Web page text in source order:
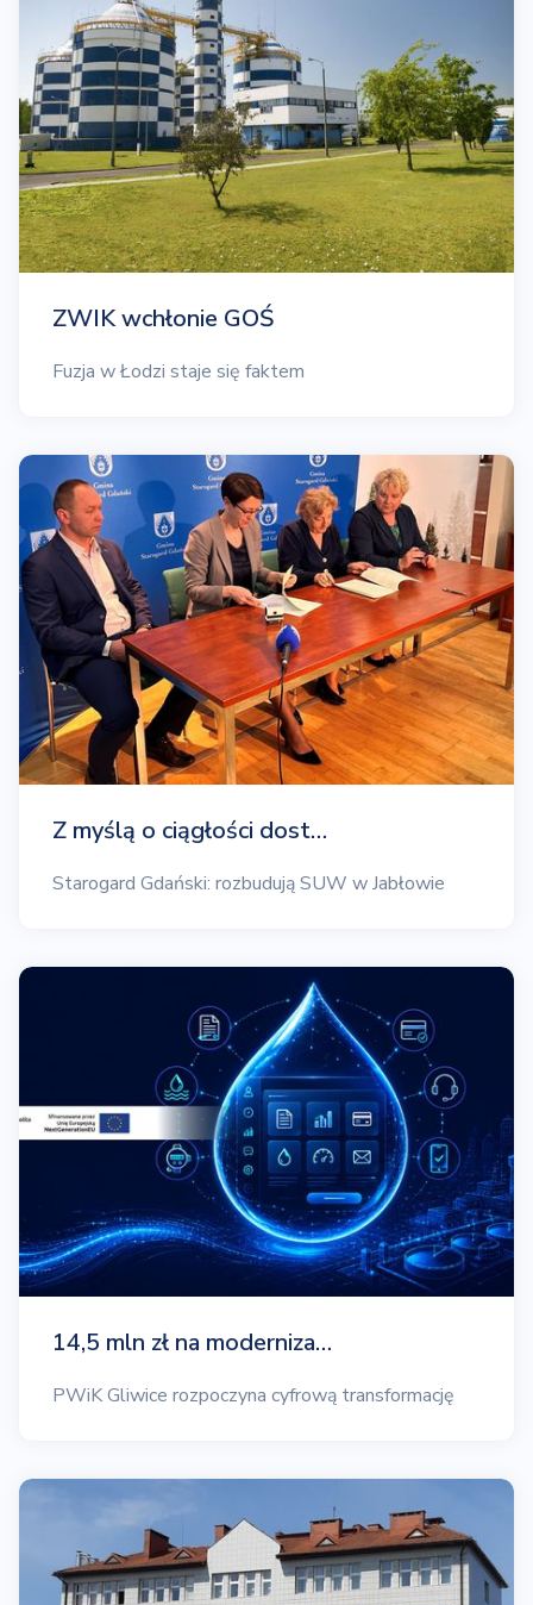
ZWIK wchłonie GOŚ
Fuzja w Łodzi staje się faktem
Z myślą o ciągłości dost…
Starogard Gdański: rozbudują SUW w Jabłowie
14,5 mln zł na moderniza…
PWiK Gliwice rozpoczyna cyfrową transformację